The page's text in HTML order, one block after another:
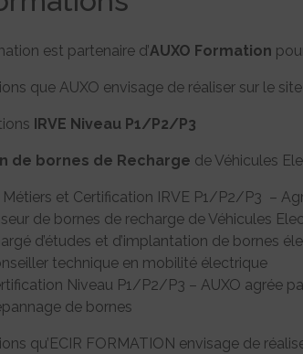
est partenaire d’AUXO Formation
que AUXO envisage de réaliser sur le
IRVE Niveau P1/P2/P3
de bornes de Recharge de Véhicules
Métiers et Certification IRVE P1/P2/P3 –
de bornes de recharge de Véhicules
d’études et d’implantation de bornes
technique en mobilité électrique
Niveau P1/P2/P3 – AUXO agrée
de bornes
qu’ECIR FORMATION envisage de